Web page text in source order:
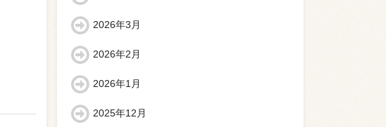
2026年3月
2026年2月
2026年1月
2025年12月